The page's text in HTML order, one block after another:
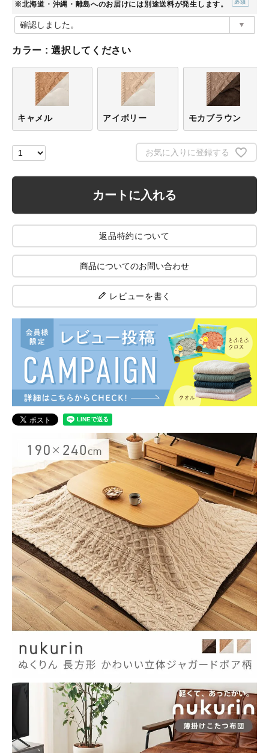
※北海道・沖縄・離島へのお届けには別途送料が発生します。
須)
カラー 選択してください
キャメル アイボリー モカブラウン
お気に入りに登録する
カートに入れる
返品特約について
商品についてのお問い合わせ
レビューを書く